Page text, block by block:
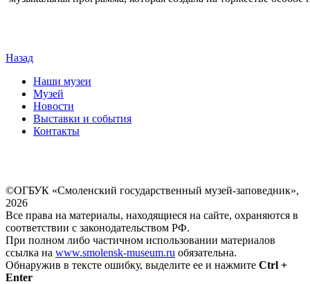
Назад
Наши музеи
Музей
Новости
Выставки и события
Контакты
©ОГБУК «Смоленский государственный музей-заповедник»,
2026
Все права на материалы, находящиеся на сайте, охраняются в
соответствии с законодательством РФ.
При полном либо частичном использовании материалов
ссылка на www.smolensk-museum.ru обязательна.
Обнаружив в тексте ошибку, выделите ее и нажмите Ctrl +
Enter